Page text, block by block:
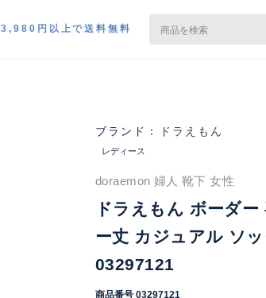
3,980円以上で送料無料
ドラえもん
レディース
doraemon 婦人 靴下 女性
ドラえもん ボーダ
ー丈 カジュアル ソ
03297121
商品番号 03297121